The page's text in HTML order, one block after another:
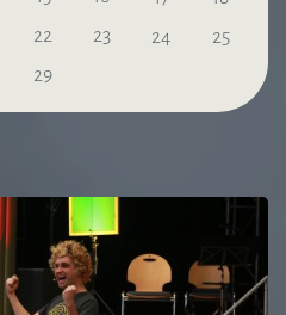
22 23 24
25
29